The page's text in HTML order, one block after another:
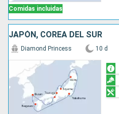
Comidas incluidas
JAPÓN, COREA DEL SUR
Diamond Princess 10 d